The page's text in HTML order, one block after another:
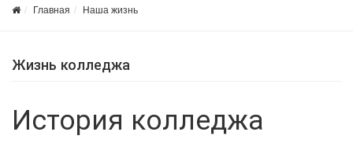
Главная Наша жизнь
Жизнь колледжа
История колледжа